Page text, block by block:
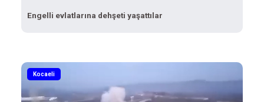
Engelli evlatlarına dehşeti yaşattılar
Kocaeli